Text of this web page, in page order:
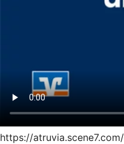
https://